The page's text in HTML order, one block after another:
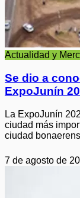
Actualidad y
Se dio a
ExpoJunín
La ExpoJunín
ciudad más
ciudad
7 de agosto de